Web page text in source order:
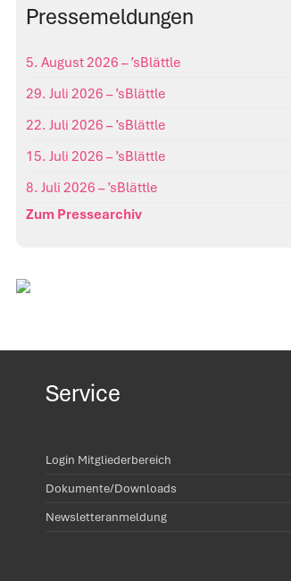
Pressemeldungen
5. August 2026 – ’sBlättle
29. Juli 2026 – ’sBlättle
22. Juli 2026 – ’sBlättle
15. Juli 2026 – ’sBlättle
8. Juli 2026 – ’sBlättle
Zum Pressearchiv
Service
Login Mitgliederbereich
Dokumente/Downloads
Newsletteranmeldung